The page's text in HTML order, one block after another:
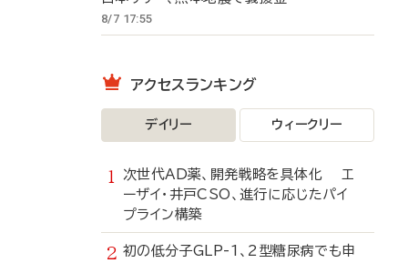
8/7 17:55
アクセスランキング
デイリー ウィークリー
次世代AD薬、開発戦略を具体化 エ
ーザイ・井戸CSO、進行に応じたパイ
プライン構築
初の低分子GLP-1、2型糖尿病でも申